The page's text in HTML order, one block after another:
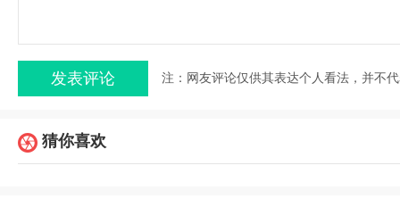
注：网友评论仅供其表达个人看法，并不
猜你喜欢